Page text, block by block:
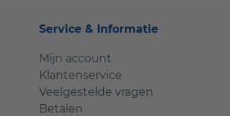
Service & Informatie
Mijn account
Klantenservice
Veelgestelde vragen
Betalen